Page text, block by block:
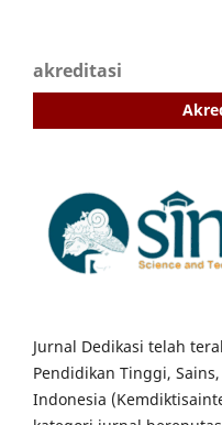
akreditasi
Jurnal Dedikasi telah
Pendidikan Tinggi,
Indonesia